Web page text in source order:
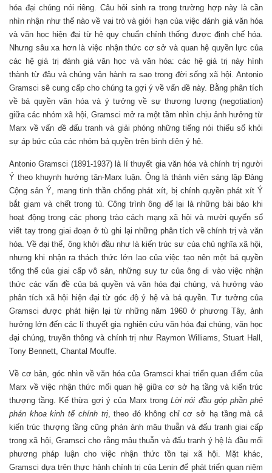
hóa đại chúng nói riêng. Câu hỏi sinh ra trong trường hợp này là cần
nhìn nhận như thế nào về vai trò và giới hạn của việc đánh giá văn hóa
và văn học hiện đại từ hệ quy chuẩn chính thống được định chế hóa.
Nhưng sâu xa hơn là việc nhận thức cơ sở và quan hệ quyền lực của
các hệ giá trị đánh giá văn học và văn hóa: các hệ giá trị này hình
thành từ đâu và chúng vận hành ra sao trong đời sống xã hội. Antonio
Gramsci sẽ cung cấp cho chúng ta gợi ý về vấn đề này. Bằng phân tích
về bá quyền văn hóa và ý tưởng về sự thương lượng (negotiation)
giữa các nhóm xã hội, Gramsci mở ra một tầm nhìn chịu ảnh hưởng từ
Marx về vấn đề đấu tranh và giải phóng những tiếng nói thiểu số khỏi
sự áp bức của các nhóm bá quyền trên bình diện ý hệ.
Antonio Gramsci (1891-1937) là lí thuyết gia văn hóa và chính trị người
Ý theo khuynh hướng tân-Marx luận. Ông là thành viên sáng lập Đảng
Cộng sản Ý, mang tinh thần chống phát xít, bị chính quyền phát xít Ý
bắt giam và chết trong tù. Công trình ông để lại là những bài báo khi
hoạt động trong các phong trào cách mạng xã hội và mười quyển sổ
viết tay trong giai đoạn ở tù ghi lại những phân tích về chính trị và văn
hóa. Về đại thể, ông khởi đầu như là kiến trúc sư của chủ nghĩa xã hội,
nhưng khi nhận ra thách thức lớn lao của việc tạo nên một bá quyền
tổng thể của giai cấp vô sản, những suy tư của ông đi vào việc nhận
thức các vấn đề của bá quyền và văn hóa đại chúng, và hướng vào
phân tích xã hội hiện đại từ góc độ ý hệ và bá quyền. Tư tưởng của
Gramsci được phát hiện lại từ những năm 1960 ở phương Tây, ảnh
hưởng lớn đến các lí thuyết gia nghiên cứu văn hóa đại chúng, văn học
đại chúng, truyền thông và chính trị như Raymon Williams, Stuart Hall,
Tony Bennett, Chantal Mouffe.
Về cơ bản, góc nhìn về văn hóa của Gramsci khai triển quan điểm của
Marx về việc nhận thức mối quan hệ giữa cơ sở hạ tầng và kiến trúc
thượng tầng. Kế thừa gợi ý của Marx trong Lời nói đầu góp phần phê
phán khoa kinh tế chính trị, theo đó không chỉ cơ sở hạ tầng mà cả
kiến trúc thượng tầng cũng phản ánh mâu thuẫn và đấu tranh giai cấp
trong xã hội, Gramsci cho rằng mâu thuẫn và đấu tranh ý hệ là đầu mối
phương pháp luận cho việc nhận thức tồn tại xã hội. Mặt khác,
Gramsci dựa trên thực hành chính trị của Lenin để phát triển quan niệm